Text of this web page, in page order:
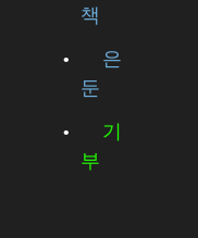
책
은
둔
기
부